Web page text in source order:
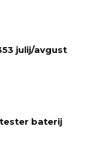
julij/avgust
baterij